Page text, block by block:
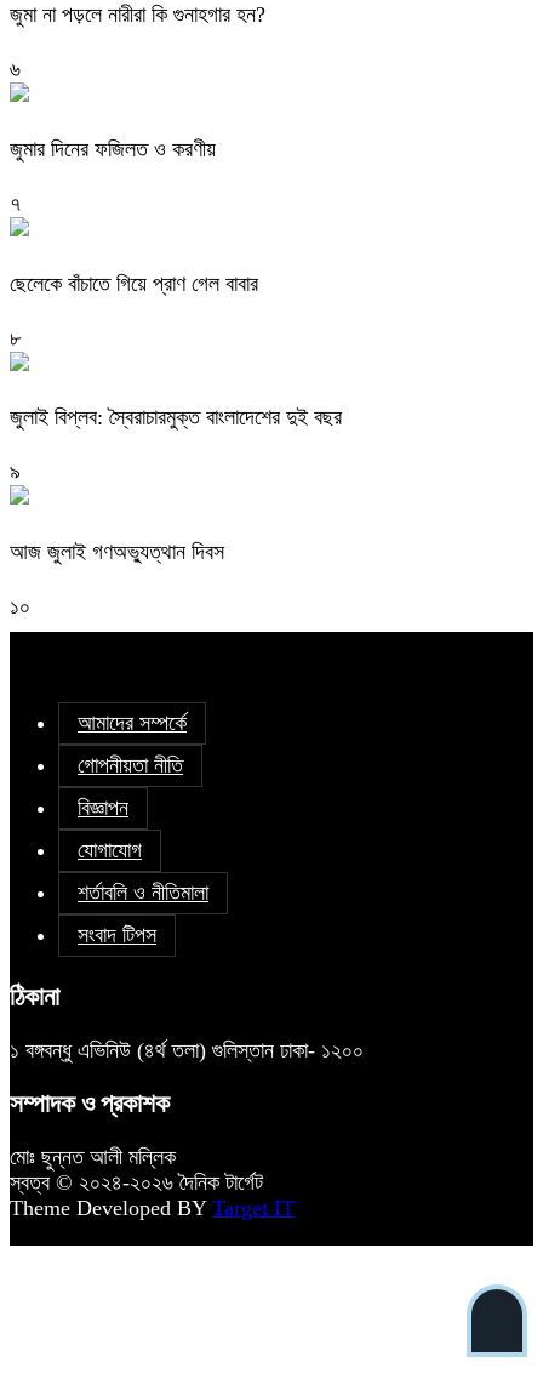
জুমা না পড়লে নারীরা কি গুনাহগার হন?
৬
জুমার দিনের ফজিলত ও করণীয়
৭
ছেলেকে বাঁচাতে গিয়ে প্রাণ গেল বাবার
৮
জুলাই বিপ্লব: স্বৈরাচারমুক্ত বাংলাদেশের দুই বছর
৯
আজ জুলাই গণঅভ্যুত্থান দিবস
১০
আমাদের সম্পর্কে
গোপনীয়তা নীতি
বিজ্ঞাপন
যোগাযোগ
শর্তাবলি ও নীতিমালা
সংবাদ টিপস
ঠিকানা
১ বঙ্গবন্ধু এভিনিউ (৪র্থ তলা) গুলিস্তান ঢাকা- ১২০০
সম্পাদক ও প্রকাশক
মোঃ ছুন্নত আলী মল্লিক
স্বত্ব © ২০২৪-২০২৬ দৈনিক টার্গেট
Theme Developed BY Target IT